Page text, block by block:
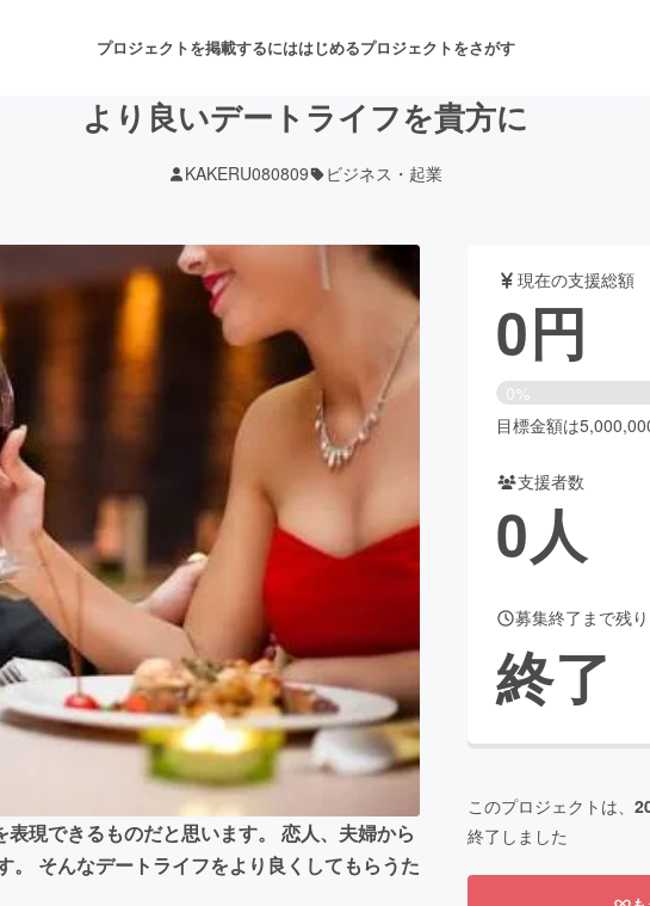
プロジェクトを掲載するにははじめるプロジェクトをさがす
音楽 舞台・パフォーマンス
ゲーム・サービス開発 フード・飲食店
チャレンジ ビューティー・ヘルスケア
CAMPFIRE for Social Good
CAMPFIREふるさと納税machi-yaコミュニティ
より良いデートライフを貴方に
KAKERU080809 ビジネス・起業
現できるものだと思います。 恋人、夫婦から
そんなデートライフをより良くしてもらうた
現在の支援総額
0円
0%
目標金額は
支援者数
0人
募集終了まで残り
終了
このプロジェクトは、
終了しました